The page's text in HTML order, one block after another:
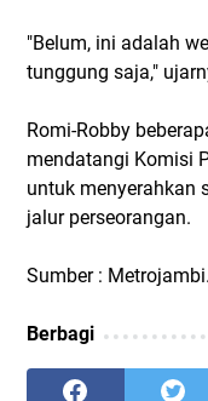
"Belum, ini adalah
tunggung saja,"
Romi-Robby
mendatangi Komisi
untuk menyerahkan
jalur perseorangan.
Sumber :
Berbagi